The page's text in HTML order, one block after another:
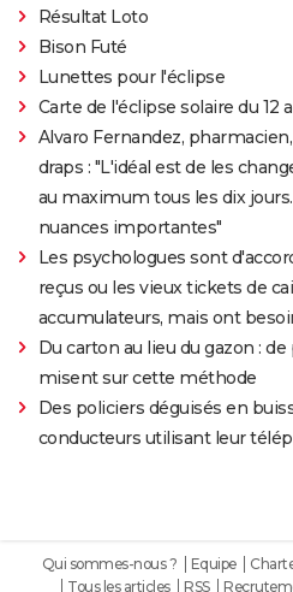
Résultat Loto
Bison Futé
Lunettes pour l'éclipse
Carte de l'éclipse solaire du 12
Alvaro Fernandez,
draps : "L'idéal est de les
au maximum tous les dix
nuances importantes"
Les psychologues sont
reçus ou les vieux tickets de
accumulateurs, mais ont
Du carton au lieu du gazon :
misent sur cette méthode
Des policiers déguisés en
conducteurs utilisant leur
Qui sommes-nous ? Equipe
Tous les articles
RSS